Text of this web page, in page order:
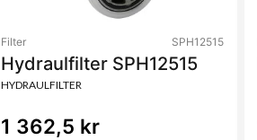
Filter SPH12515
Hydraulfilter SPH12515
HYDRAULFILTER
1 362,5 kr